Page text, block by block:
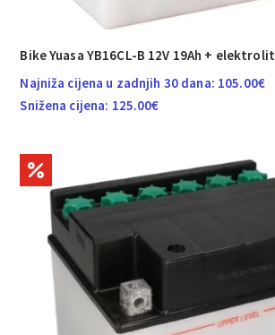
Bike Yuasa YB16CL-B 12V 19Ah + elektrolit
Najniža cijena u zadnjih 30 dana: 105.00€
Snižena cijena: 125.00€